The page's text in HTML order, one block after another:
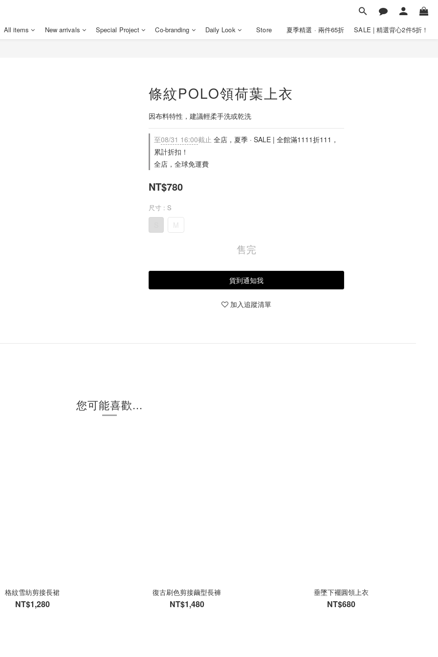
All items New arrivals Special Project Co-branding Daily Look Store 夏季精選 · 兩件65折 SALE | 精選背心2件5折！
條紋POLO領荷葉上衣
因布料特性，建議輕柔手洗或乾洗
至08/31 16:00截止 全店，夏季 · SALE | 全館滿1111折111，
累計折扣！
全店，全球免運費
NT$780
尺寸 : S
M
售完
貨到通知我
加入追蹤清單
您可能喜歡...
格紋雪紡剪接長裙
NT$1,280
復古刷色剪接繭型長褲
NT$1,480
垂墜下襬圓領上衣
NT$680